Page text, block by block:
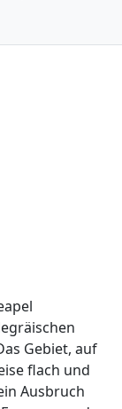
Gebiet, auf
flach und
Ausbruch